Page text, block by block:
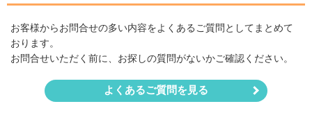
お客様からお問合せの多い内容をよくあるご質問としてまとめて
おります。
お問合せいただく前に、お探しの質問がないかご確認ください。
よくあるご質問を見る